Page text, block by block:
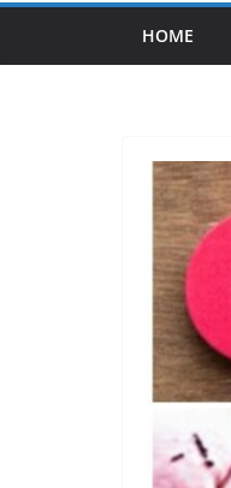
HOME